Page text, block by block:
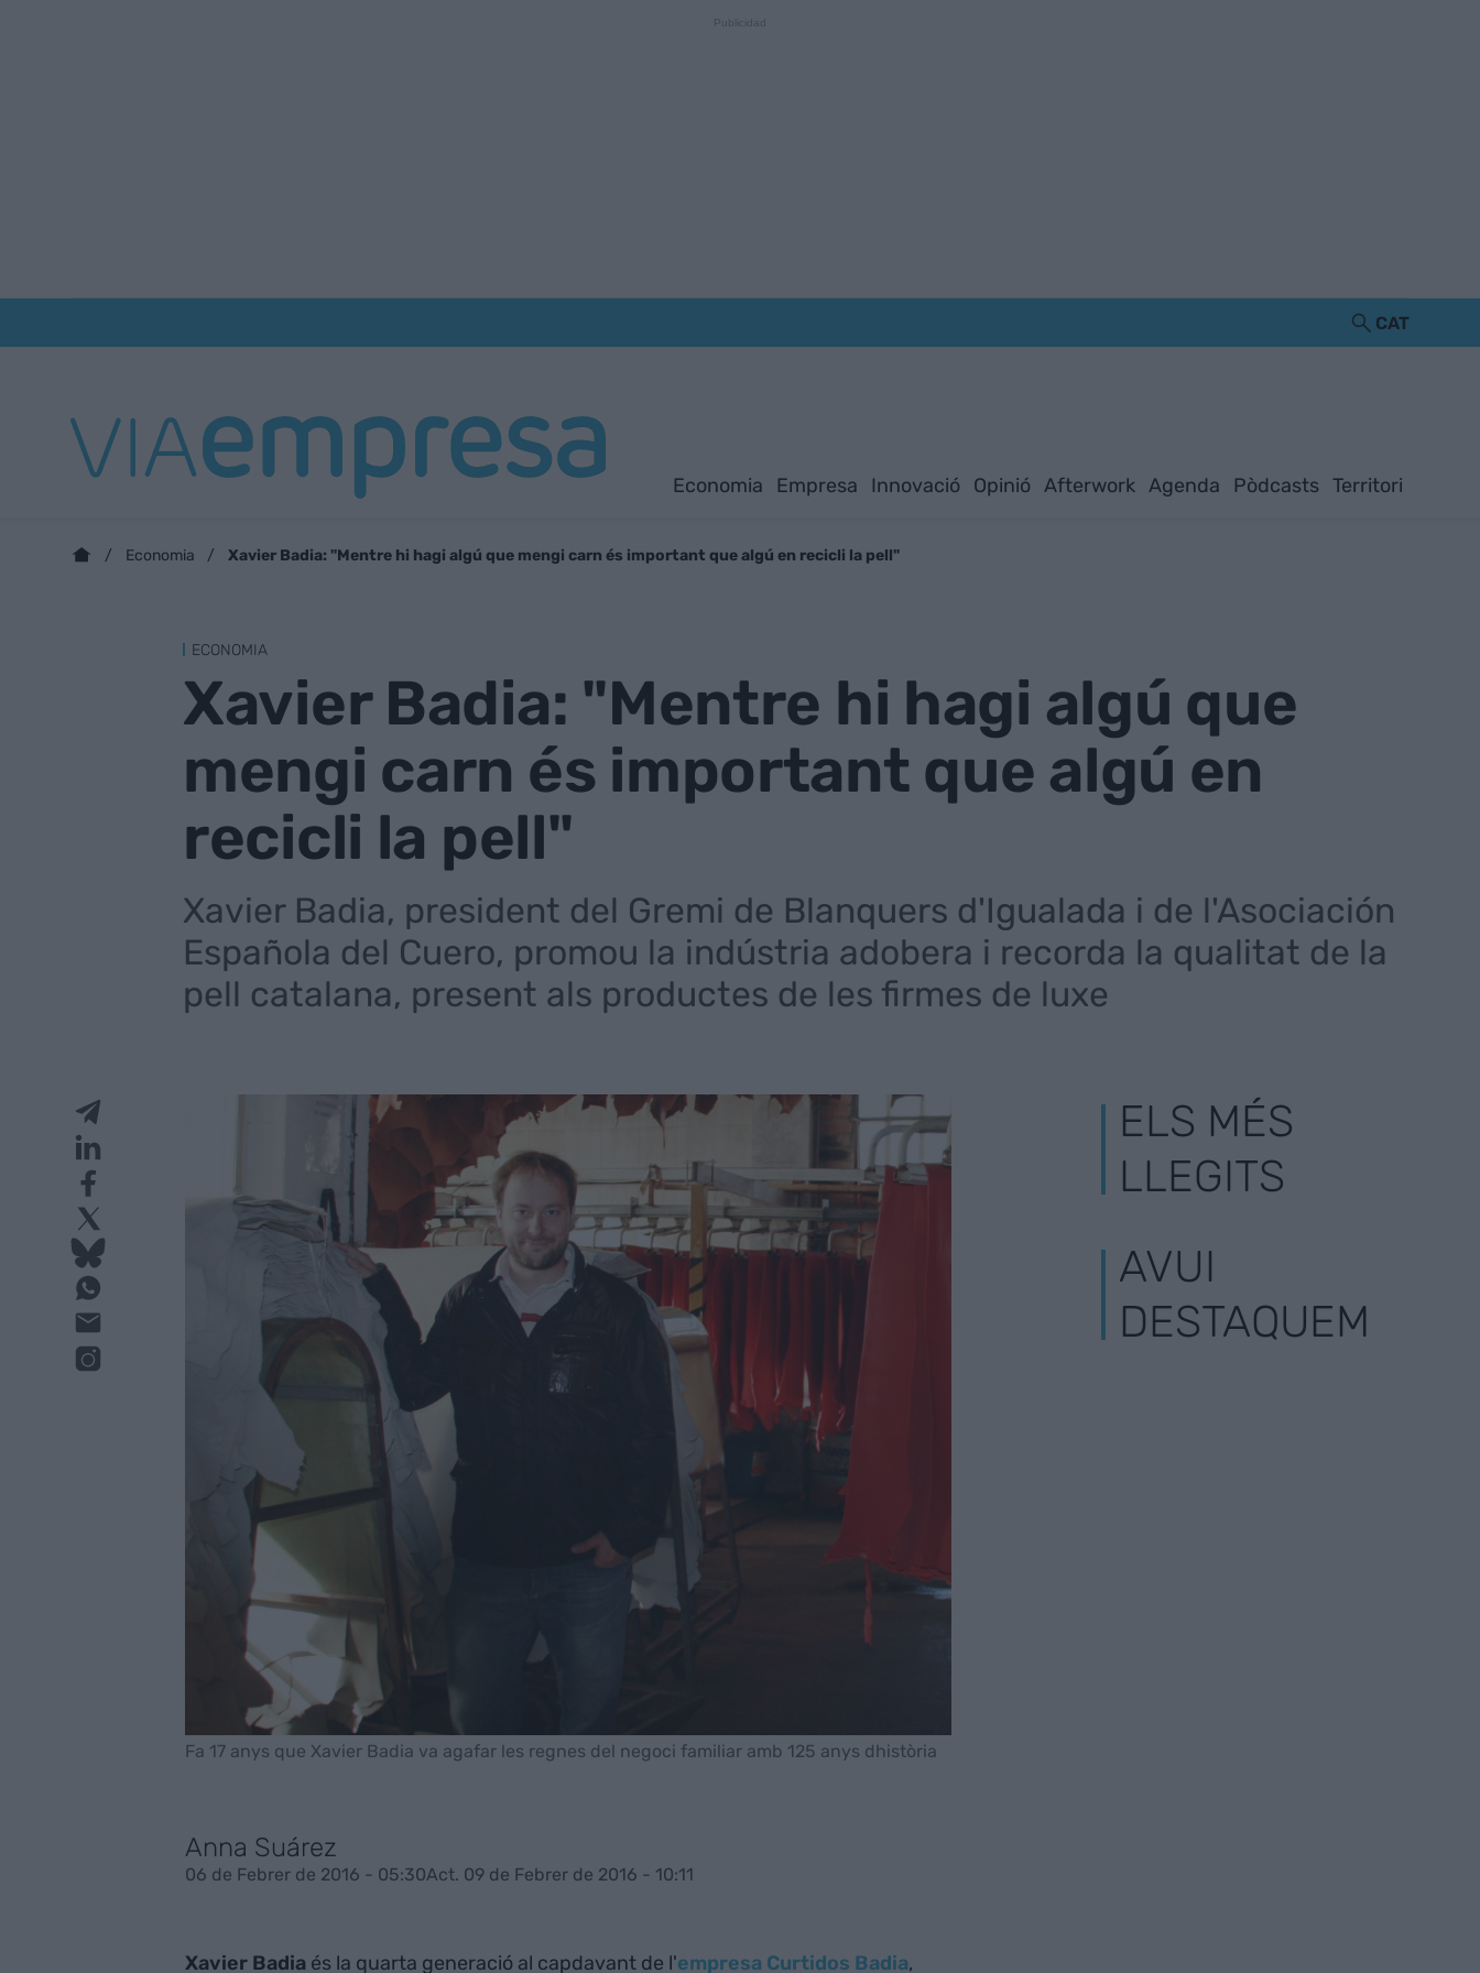
CAT
Economia Empresa Innovació Opinió Afterwork Agenda Pòdcasts Territori
Economia Xavier Badia: "Mentre hi hagi algú que mengi carn és important que algú en recicli la pell"
ECONOMIA
Xavier Badia: "Mentre hi hagi algú que
mengi carn és important que algú en
recicli la pell"
Xavier Badia, president del Gremi de Blanquers d'Igualada i de l'Asociación
Española del Cuero, promou la indústria adobera i recorda la qualitat de la
pell catalana, present als productes de les firmes de luxe
Fa 17 anys que Xavier Badia va agafar les regnes del negoci familiar amb 125 anys dhistòria
Anna Suárez
06 de Febrer de 2016 - 05:30Act. 09 de Febrer de 2016 - 10:11
Xavier Badiaés la quarta generació al capdavant de l'empresa Curtidos Badia,
ELS MÉS
LLEGITS
AVUI
DESTAQUEM